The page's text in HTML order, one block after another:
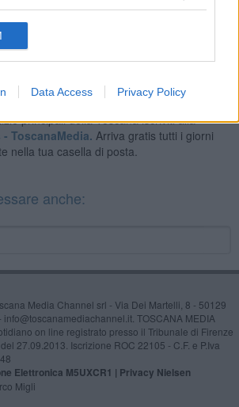
Data Access Privacy Policy
principali della Toscana iscriviti alla
ToscanaMedia. Arriva gratis tutti i giorni
nella tua casella di posta.
anche:
Media Channel srl - Via Dei Martelli, 8 - 50129
info@toscanamediachannel.it. TOSCANA MEDIA
on line registrato presso il Tribunale di Firenze
27.09.2013. Iscrizione ROC 22105 - C.F. e P.Iva
Elettronica M5UXCR1 | Privacy Nielsen
Migli